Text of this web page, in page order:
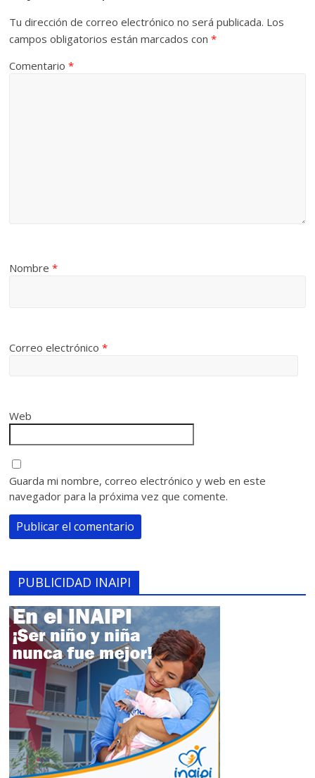
Tu dirección de correo electrónico no será publicada. Los
campos obligatorios están marcados con*
Comentario*
Nombre*
Correo electrónico*
Web
Guarda mi nombre, correo electrónico y web en este
navegador para la próxima vez que comente.
PUBLICIDAD INAIPI